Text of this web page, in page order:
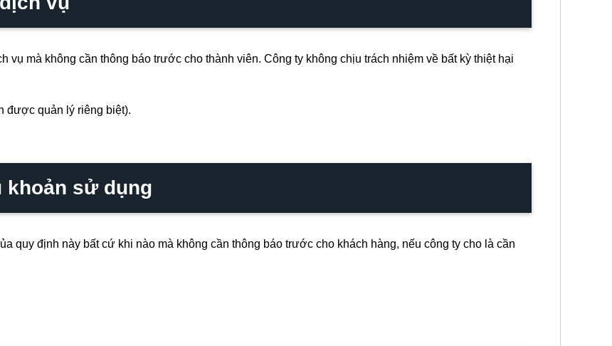
vụ mà không cần thông báo trước cho thành viên. Công ty không chịu trách nhiệm về bất kỳ thiệt hại
được quản lý riêng biệt).
khoản sử dụng
quy định này bất cứ khi nào mà không cần thông báo trước cho khách hàng, nếu công ty cho là cần